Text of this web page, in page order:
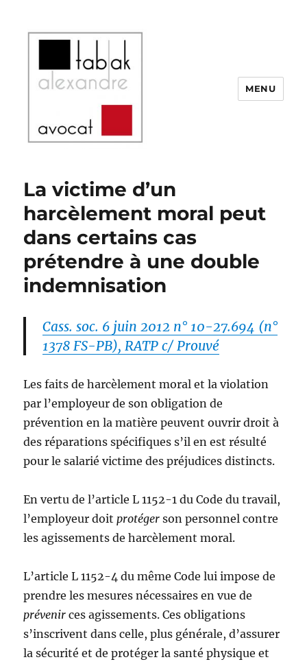
MENU
La victime d’un
harcèlement moral peut
dans certains cas
prétendre à une double
indemnisation
Cass. soc. 6 juin 2012 n° 10-27.694 (n°
1378 FS-PB), RATP c/ Prouvé
Les faits de harcèlement moral et la violation
par l’employeur de son obligation de
prévention en la matière peuvent ouvrir droit à
des réparations spécifiques s’il en est résulté
pour le salarié victime des préjudices distincts.
En vertu de l’article L 1152-1 du Code du travail,
l’employeur doit protéger son personnel contre
les agissements de harcèlement moral.
L’article L 1152-4 du même Code lui impose de
prendre les mesures nécessaires en vue de
prévenir ces agissements. Ces obligations
s’inscrivent dans celle, plus générale, d’assurer
la sécurité et de protéger la santé physique et